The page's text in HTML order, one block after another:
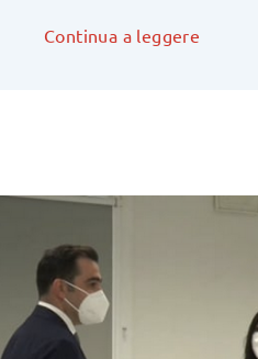
Continua a leggere